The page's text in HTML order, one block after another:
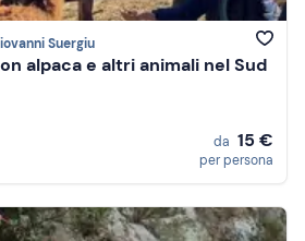
Suergiu
alpaca e altri animali nel Sud
da 15 €
per persona